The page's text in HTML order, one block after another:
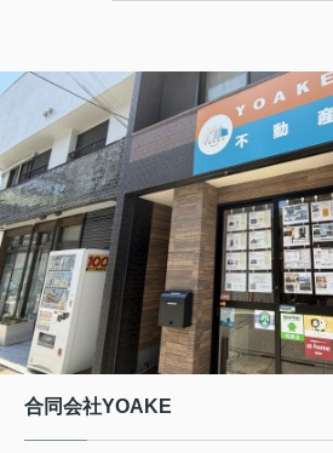
合同会社YOAKE